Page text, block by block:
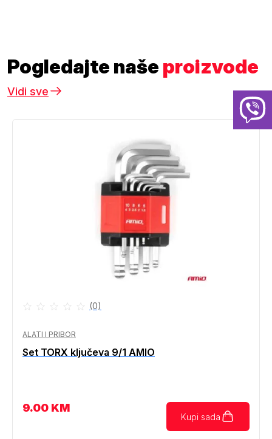
Pogledajte naše proizvode
Vidi sve
(0)
ALATI I PRIBOR
Set TORX ključeva 9/1 AMIO
9.00 KM
Kupi sada